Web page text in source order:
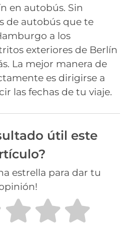
en autobús. Sin
de autobús que te
a los
exteriores de Berlín
La mejor manera de
es dirigirse a
las fechas de tu viaje.
útil este
estrella para dar tu